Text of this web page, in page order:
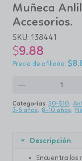
Muñeca
Accesorios.
SKU: 138441
$9.88
$
remove
Categorías: $0-$10
3-6 años
8-10 años
Descripción
Encuentra los